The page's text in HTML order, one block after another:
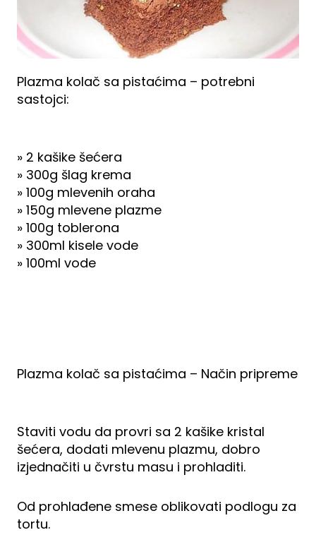
Plazma kolač sa pistaćima – potrebni
sastojci:
» 2 kašike šećera
» 300g šlag krema
» 100g mlevenih oraha
» 150g mlevene plazme
» 100g toblerona
» 300ml kisele vode
» 100ml vode
Plazma kolač sa pistaćima – Način pripreme
Staviti vodu da provri sa 2 kašike kristal
šećera, dodati mlevenu plazmu, dobro
izjednačiti u čvrstu masu i prohladiti.
Od prohlađene smese oblikovati podlogu za
tortu.